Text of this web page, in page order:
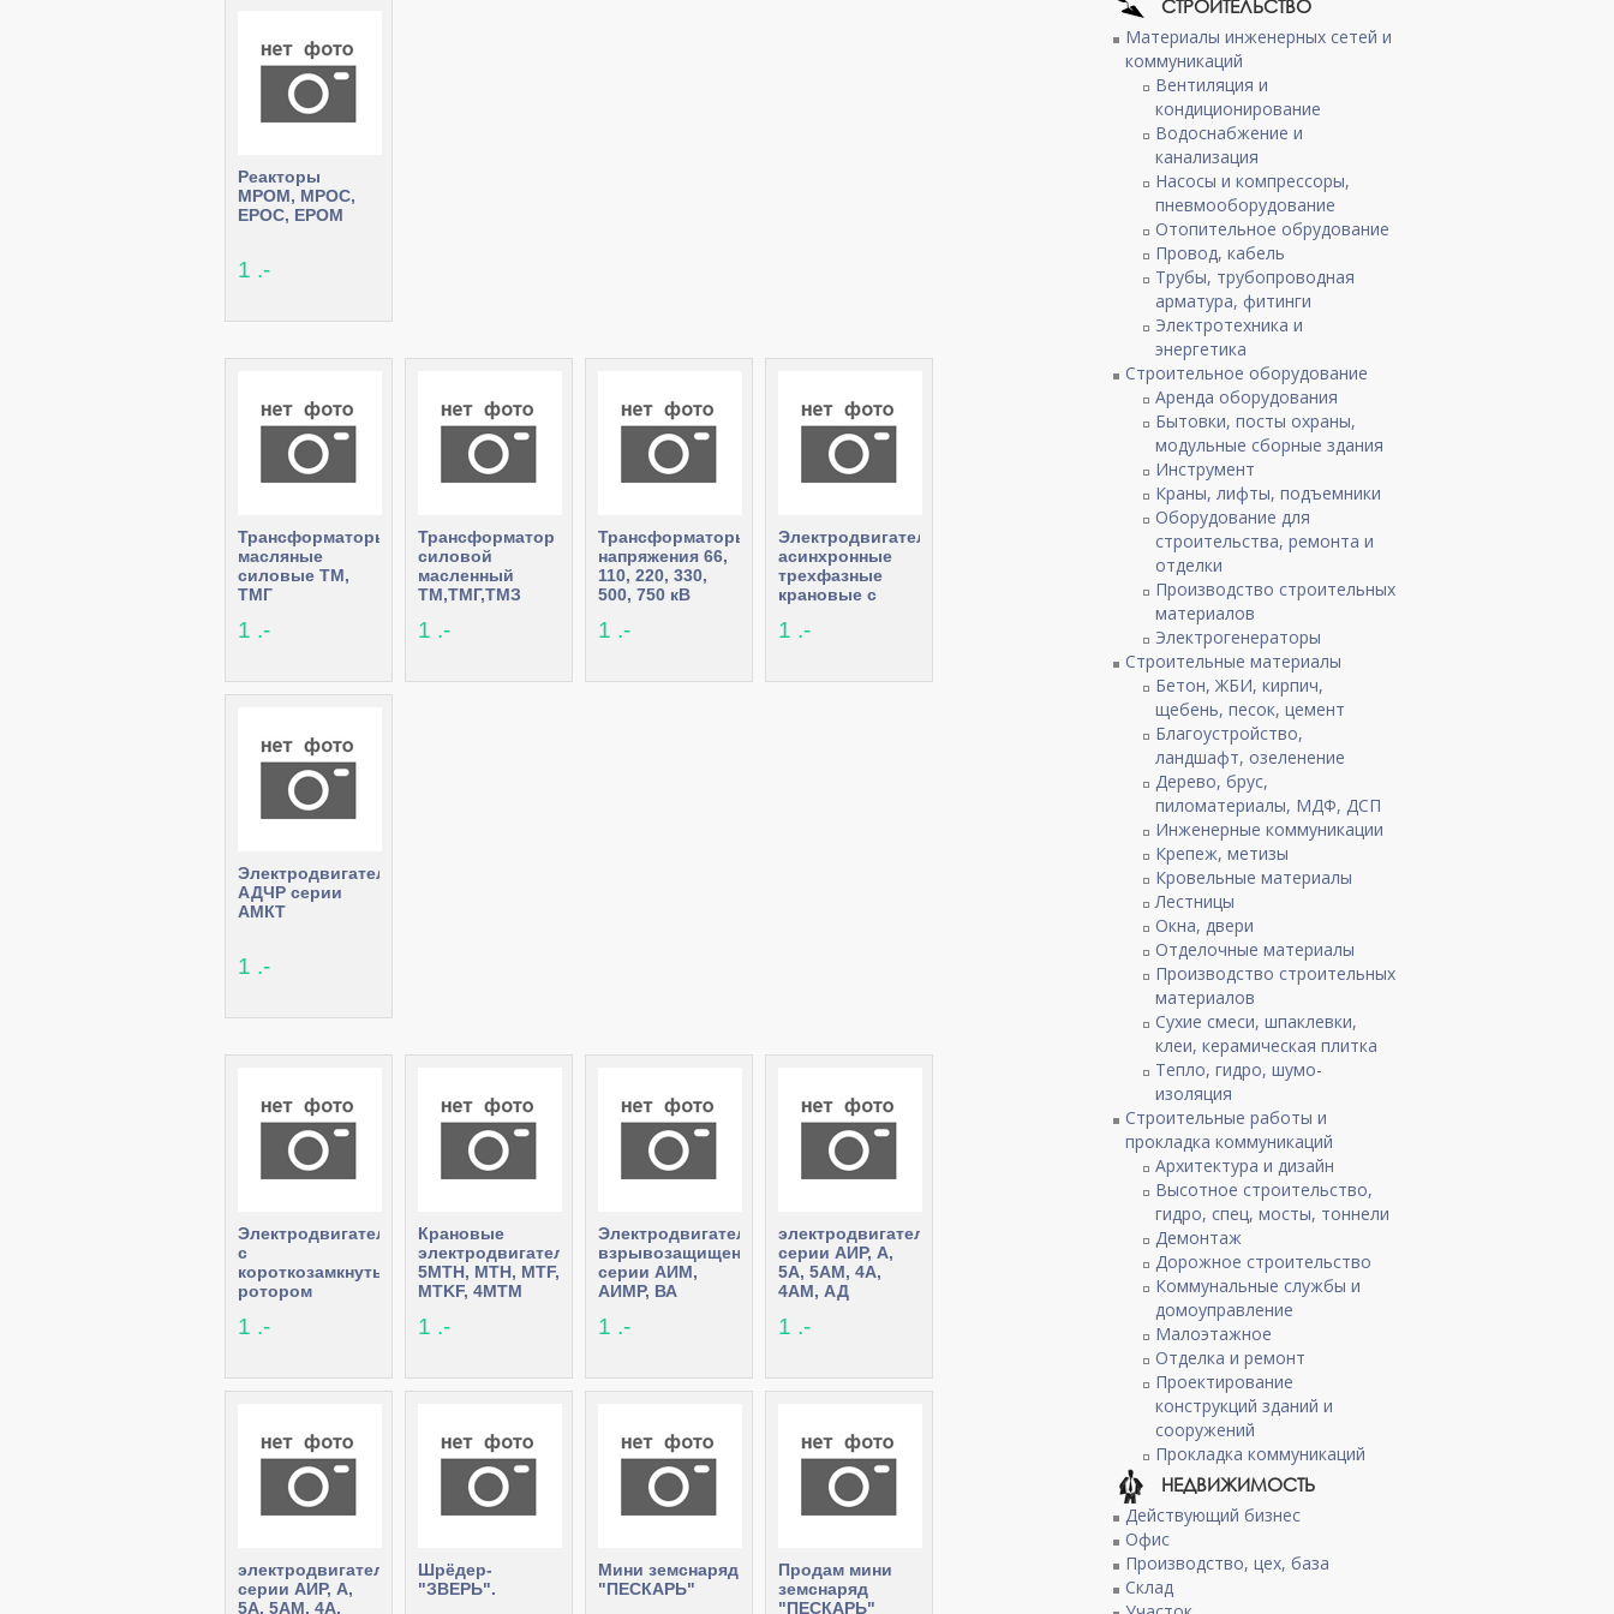
Реакторы
МРОМ, МРОС,
ЕРОС, ЕРОМ
1 .-
Трансформаторы
масляные
силовые ТМ,
ТМГ
1 .-
Трансформатор
силовой
масленный
ТМ,ТМГ,ТМЗ
1 .-
Трансформаторы
напряжения 66,
110, 220, 330,
500, 750 кВ
1 .-
Электродвигатели
асинхронные
трехфазные
крановые с
ротором серии
1 .-
Электродвигатели
АДЧР серии
АМКТ
1 .-
Электродвигатели
с
короткозамкнутым
ротором
1 .-
Крановые
электродвигатели
5MTH, MTH, MTF,
MTKF, 4MTM
1 .-
Электродвигатели
взрывозащищенные
серии АИМ,
АИМР, ВА
1 .-
электродвигатели
серии АИР, А,
5А, 5АМ, 4А,
4АМ, АД
1 .-
электродвигатели
серии АИР, А,
5А, 5АМ, 4А,
Шрёдер-
"ЗВЕРЬ".
Мини земснаряд
"ПЕСКАРЬ"
Продам мини
земснаряд
"ПЕСКАРЬ"
СТРОИТЕЛЬСТВО
Материалы инженерных сетей и
коммуникаций
Вентиляция и
кондиционирование
Водоснабжение и
канализация
Насосы и компрессоры,
пневмооборудование
Отопительное обрудование
Провод, кабель
Трубы, трубопроводная
арматура, фитинги
Электротехника и
энергетика
Строительное оборудование
Аренда оборудования
Бытовки, посты охраны,
модульные сборные здания
Инструмент
Краны, лифты, подъемники
Оборудование для
строительства, ремонта и
отделки
Производство строительных
материалов
Электрогенераторы
Строительные материалы
Бетон, ЖБИ, кирпич,
щебень, песок, цемент
Благоустройство,
ландшафт, озеленение
Дерево, брус,
пиломатериалы, МДФ, ДСП
Инженерные коммуникации
Крепеж, метизы
Кровельные материалы
Лестницы
Окна, двери
Отделочные материалы
Производство строительных
материалов
Сухие смеси, шпаклевки,
клеи, керамическая плитка
Тепло, гидро, шумо-
изоляция
Строительные работы и
прокладка коммуникаций
Архитектура и дизайн
Высотное строительство,
гидро, спец, мосты, тоннели
Демонтаж
Дорожное строительство
Коммунальные службы и
домоуправление
Малоэтажное
Отделка и ремонт
Проектирование
конструкций зданий и
сооружений
Прокладка коммуникаций
НЕДВИЖИМОСТЬ
Действующий бизнес
Офис
Производство, цех, база
Склад